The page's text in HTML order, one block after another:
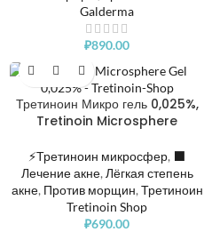
Galderma
₽890.00
Третиноин Микро гель 0,025%,
Tretinoin Microsphere
⚡Третиноин микросфер, ⬛️
Лечение акне, Лёгкая степень
акне, Против морщин, Третиноин
Tretinoin Shop
₽690.00